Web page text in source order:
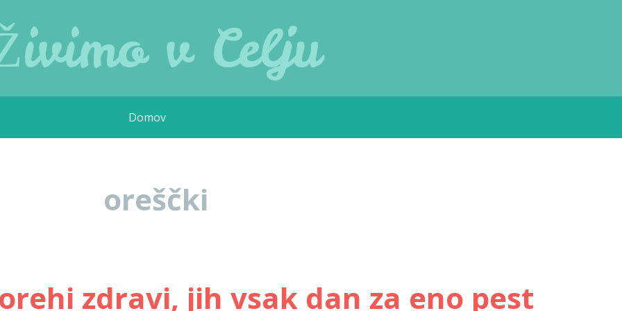
v Celju
Domov
oreščki
zdravi, jih vsak dan za eno pest